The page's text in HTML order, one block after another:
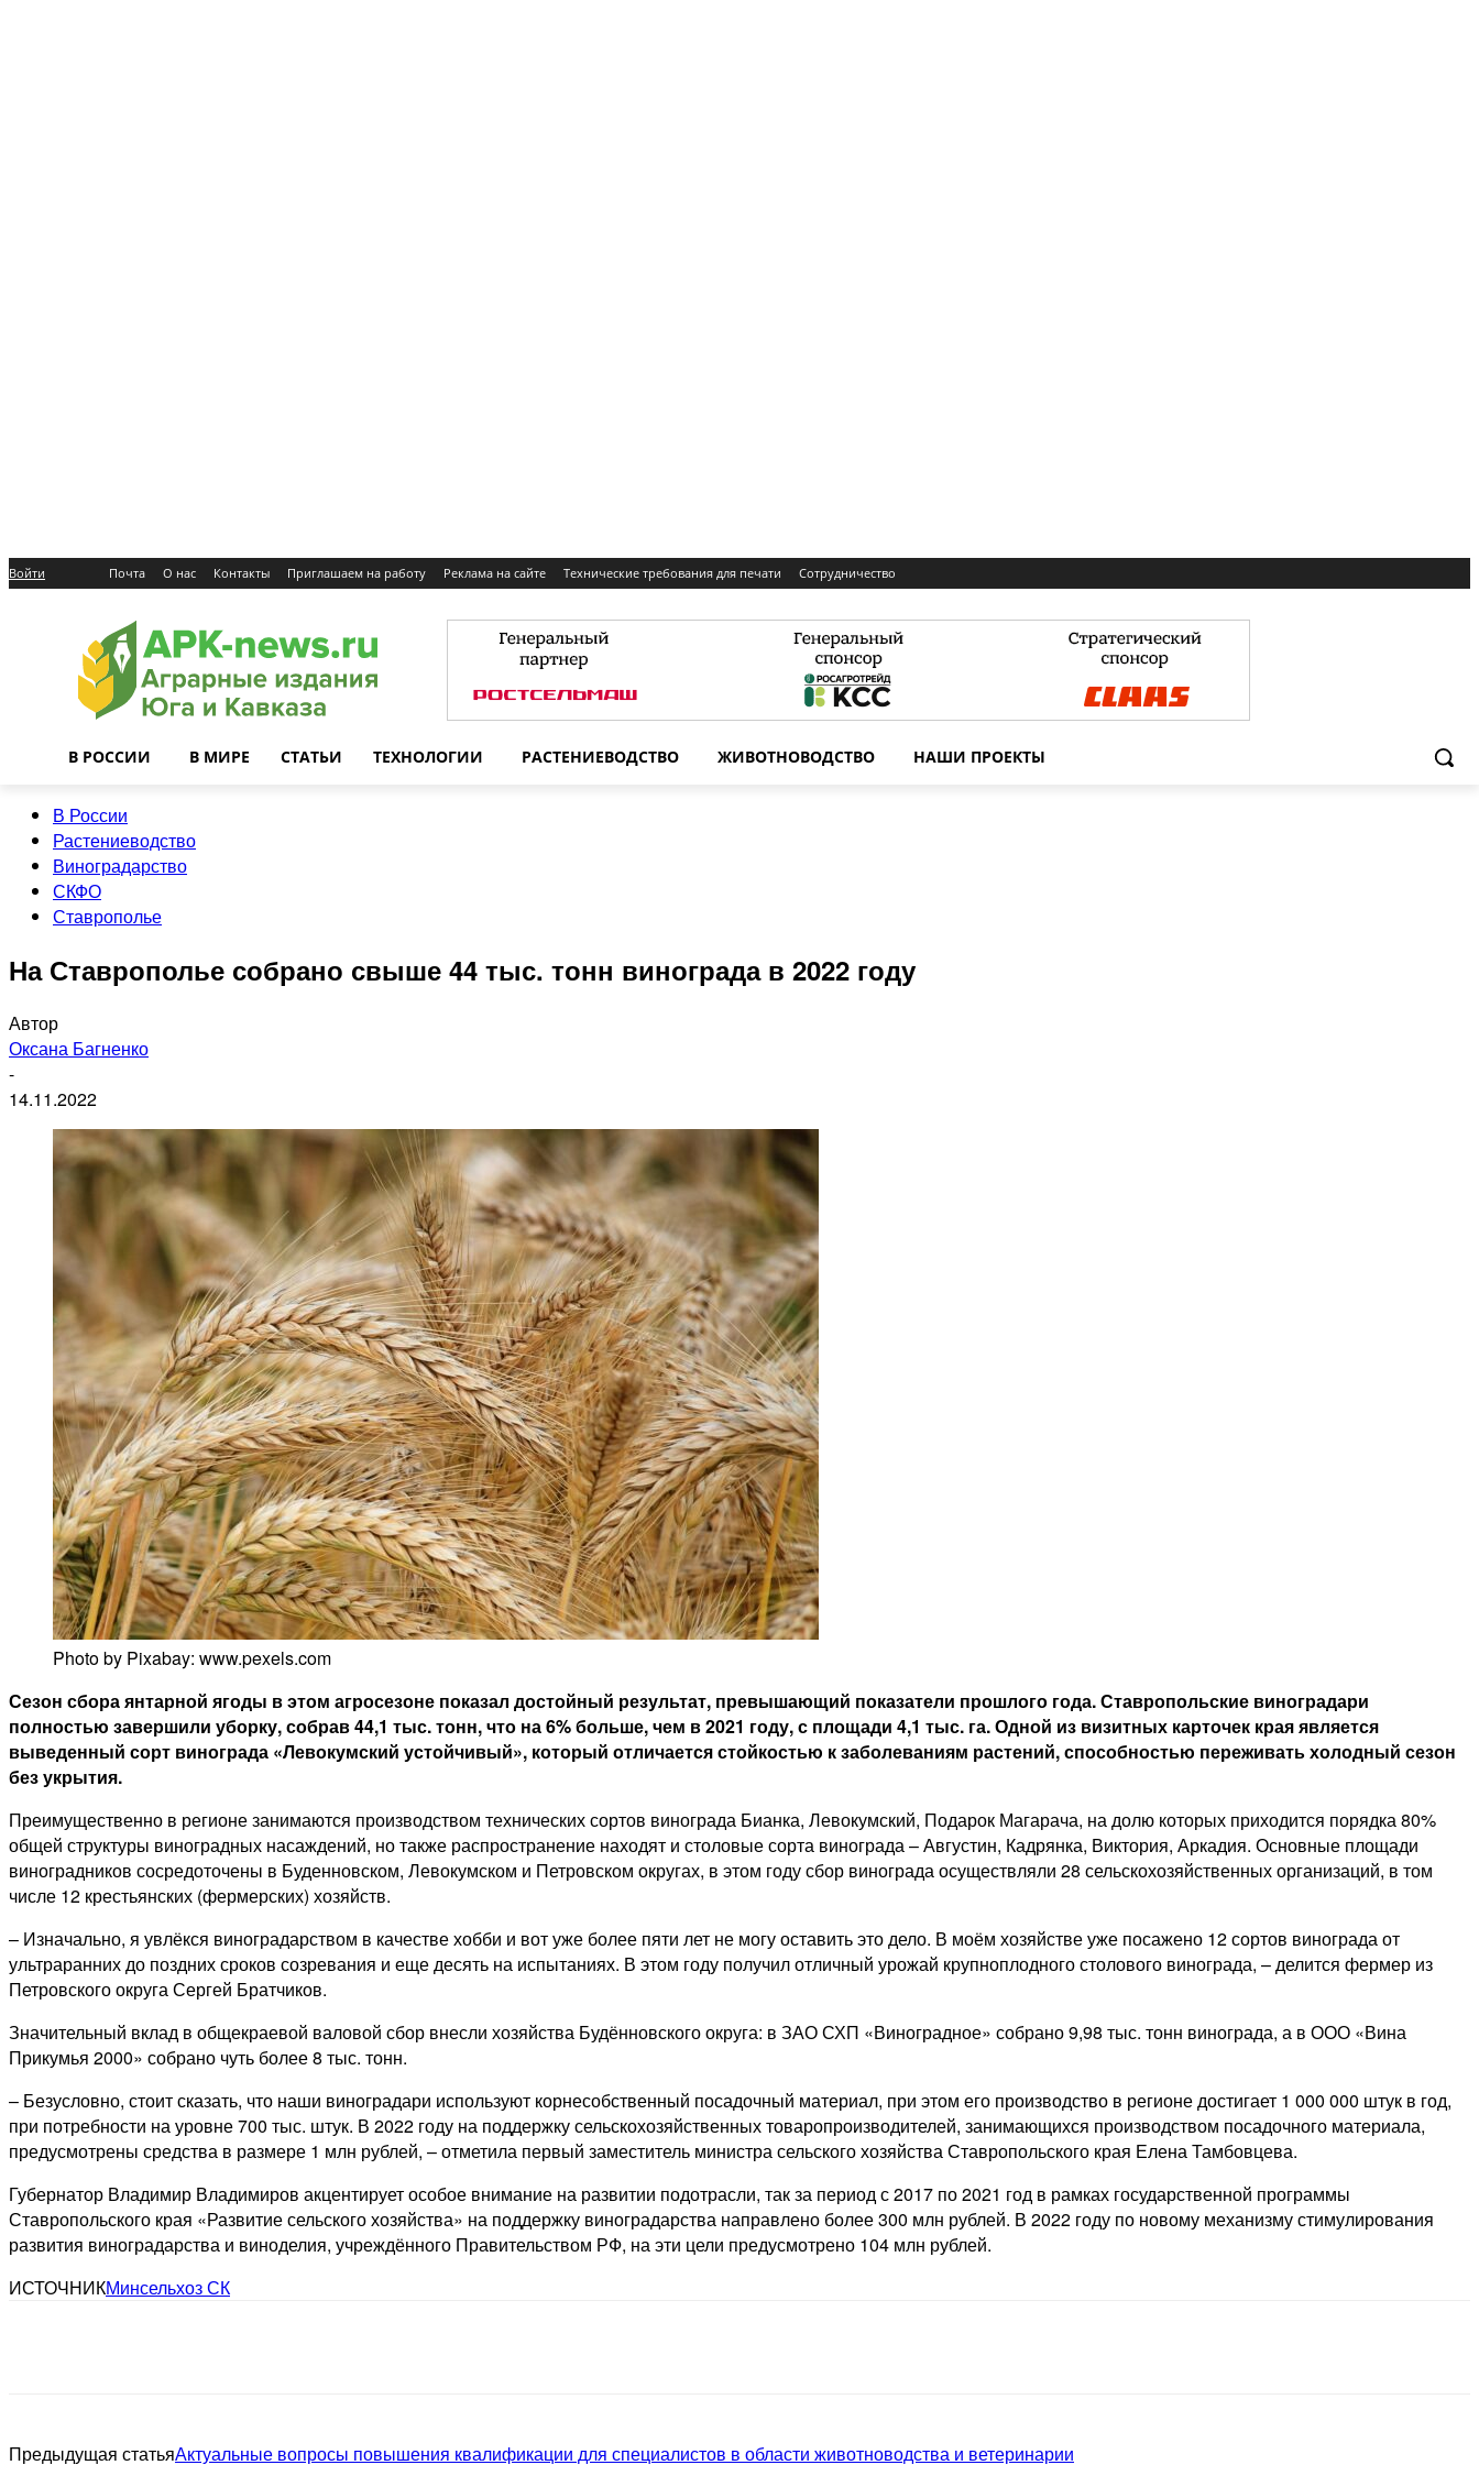
Войти Почта О нас Контакты Приглашаем на работу Реклама на сайте Технические требования для печати Сотрудничество
В РОССИИ В МИРЕ СТАТЬИ ТЕХНОЛОГИИ РАСТЕНИЕВОДСТВО ЖИВОТНОВОДСТВО НАШИ ПРОЕКТЫ
В России
Растениеводство
Виноградарство
СКФО
Ставрополье
На Ставрополье собрано свыше 44 тыс. тонн винограда в 2022 году
Автор
Оксана Багненко
-
14.11.2022
Photo by Pixabay: www.pexels.com
Сезон сбора янтарной ягоды в этом агросезоне показал достойный результат, превышающий показатели прошлого года. Ставропольские виноградари
полностью завершили уборку, собрав 44,1 тыс. тонн, что на 6% больше, чем в 2021 году, с площади 4,1 тыс. га. Одной из визитных карточек края является
выведенный сорт винограда «Левокумский устойчивый», который отличается стойкостью к заболеваниям растений, способностью переживать холодный сезон
без укрытия.
Преимущественно в регионе занимаются производством технических сортов винограда Бианка, Левокумский, Подарок Магарача, на долю которых приходится порядка 80%
общей структуры виноградных насаждений, но также распространение находят и столовые сорта винограда – Августин, Кадрянка, Виктория, Аркадия. Основные площади
виноградников сосредоточены в Буденновском, Левокумском и Петровском округах, в этом году сбор винограда осуществляли 28 сельскохозяйственных организаций, в том
числе 12 крестьянских (фермерских) хозяйств.
– Изначально, я увлёкся виноградарством в качестве хобби и вот уже более пяти лет не могу оставить это дело. В моём хозяйстве уже посажено 12 сортов винограда от
ультраранних до поздних сроков созревания и еще десять на испытаниях. В этом году получил отличный урожай крупноплодного столового винограда, – делится фермер из
Петровского округа Сергей Братчиков.
Значительный вклад в общекраевой валовой сбор внесли хозяйства Будённовского округа: в ЗАО СХП «Виноградное» собрано 9,98 тыс. тонн винограда, а в ООО «Вина
Прикумья 2000» собрано чуть более 8 тыс. тонн.
– Безусловно, стоит сказать, что наши виноградари используют корнесобственный посадочный материал, при этом его производство в регионе достигает 1 000 000 штук в год,
при потребности на уровне 700 тыс. штук. В 2022 году на поддержку сельскохозяйственных товаропроизводителей, занимающихся производством посадочного материала,
предусмотрены средства в размере 1 млн рублей, – отметила первый заместитель министра сельского хозяйства Ставропольского края Елена Тамбовцева.
Губернатор Владимир Владимиров акцентирует особое внимание на развитии подотрасли, так за период с 2017 по 2021 год в рамках государственной программы
Ставропольского края «Развитие сельского хозяйства» на поддержку виноградарства направлено более 300 млн рублей. В 2022 году по новому механизму стимулирования
развития виноградарства и виноделия, учреждённого Правительством РФ, на эти цели предусмотрено 104 млн рублей.
ИСТОЧНИКМинсельхоз СК
Предыдущая статьяАктуальные вопросы повышения квалификации для специалистов в области животноводства и ветеринарии